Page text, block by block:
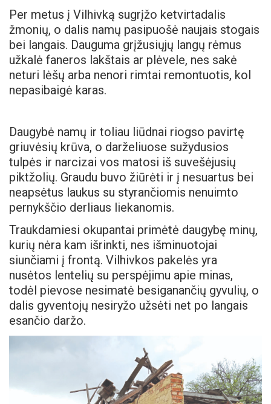
Per metus į Vilhivką sugrįžo ketvirtadalis
žmonių, o dalis namų pasipuošė naujais stogais
bei langais. Dauguma grįžusiųjų langų rėmus
užkalė faneros lakštais ar plėvele, nes sakė
neturi lėšų arba nenori rimtai remontuotis, kol
nepasibaigė karas.
Daugybė namų ir toliau liūdnai riogso pavirtę
griuvėsių krūva, o darželiuose sužydusios
tulpės ir narcizai vos matosi iš suvešėjusių
piktžolių. Graudu buvo žiūrėti ir į nesuartus bei
neapsėtus laukus su styrančiomis nenuimto
pernykščio derliaus liekanomis.
Traukdamiesi okupantai primėtė daugybę minų,
kurių nėra kam išrinkti, nes išminuotojai
siunčiami į frontą. Vilhivkos pakelės yra
nusėtos lentelių su perspėjimu apie minas,
todėl pievose nesimatė besiganančių gyvulių, o
dalis gyventojų nesiryžo užsėti net po langais
esančio daržo.